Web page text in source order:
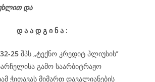
და
დ ა ა დ გ ი ნ ა :
25 შპს ,,ტექნო კრედიტ პლიუსის’’
გამო საარბიტრაჟო
ჭითავას მიმართ დავალიანების